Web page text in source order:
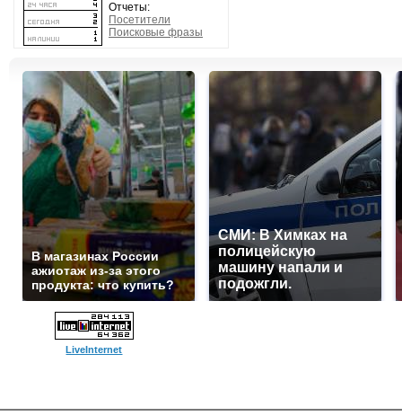
Отчеты:
Посетители
Поисковые фразы
В магазинах России
ажиотаж из-за этого
продукта: что купить?
СМИ: В Химках на
полицейскую
машину напали и
подожгли.
LiveInternet